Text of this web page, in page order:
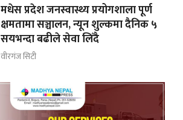
मधेस प्रदेश जनस्वास्थ्य प्रयोगशाला पूर्ण
क्षमतामा सञ्चालन, न्यून शुल्कमा दैनिक ५
सयभन्दा बढीले सेवा लिँदै
वीरगंज सिटी